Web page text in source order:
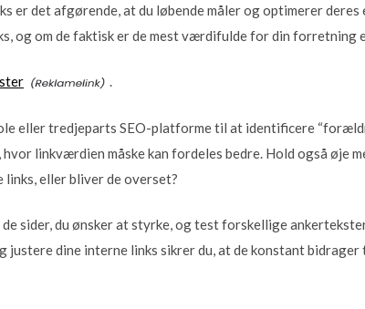
er det afgørende, at du løbende måler og optimerer deres
og om de faktisk er de mest værdifulde for din forretning
.
eller tredjeparts SEO-platforme til at identificere
hvor linkværdien måske kan fordeles bedre. Hold også øje
eller bliver de overset?
de sider, du ønsker at styrke, og test forskellige
justere dine interne links sikrer du, at de konstant